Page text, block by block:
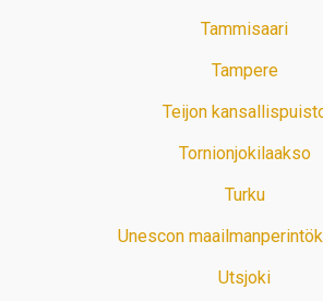
Tammisaari
Tampere
Teijon
Tornionjokilaakso
Turku
Unescon
Utsjoki